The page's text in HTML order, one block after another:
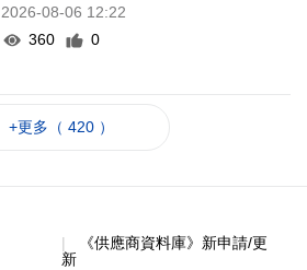
2026-08-06 12:22
360
0
+更多（ 420 ）
《供應商資料庫》新申請/更
新